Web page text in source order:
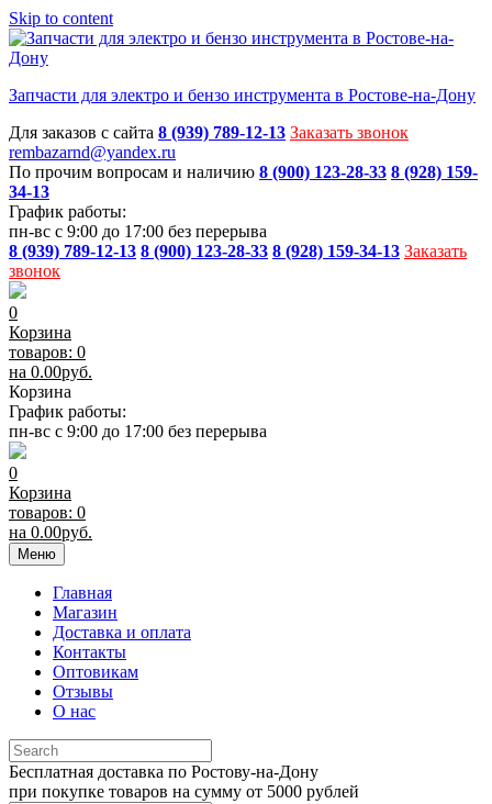
Skip to content
Запчасти для электро и бензо инструмента в Ростове-на-Дону
Для заказов с сайта 8 (939) 789-12-13 Заказать звонок
rembazarnd@yandex.ru
По прочим вопросам и наличию 8 (900) 123-28-33 8 (928) 159-
34-13
График работы:
пн-вс с 9:00 до 17:00 без перерыва
8 (939) 789-12-13 8 (900) 123-28-33 8 (928) 159-34-13 Заказать
звонок
0
Корзина
товаров: 0
на 0.00руб.
Корзина
График работы:
пн-вс с 9:00 до 17:00 без перерыва
0
Корзина
товаров: 0
на 0.00руб.
Меню
Главная
Магазин
Доставка и оплата
Контакты
Оптовикам
Отзывы
О нас
Бесплатная доставка по Ростову-на-Дону
при покупке товаров на сумму от 5000 рублей